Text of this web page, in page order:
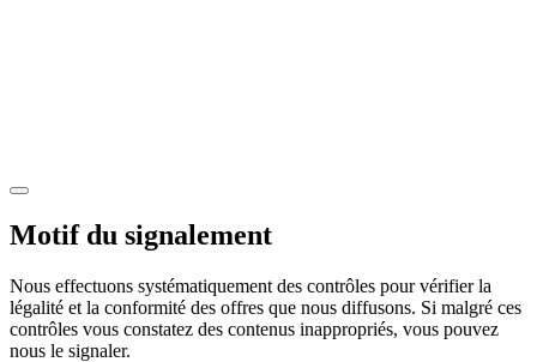
Motif du signalement
Nous effectuons systématiquement des contrôles pour vérifier la
légalité et la conformité des offres que nous diffusons. Si malgré ces
contrôles vous constatez des contenus inappropriés, vous pouvez
nous le signaler.